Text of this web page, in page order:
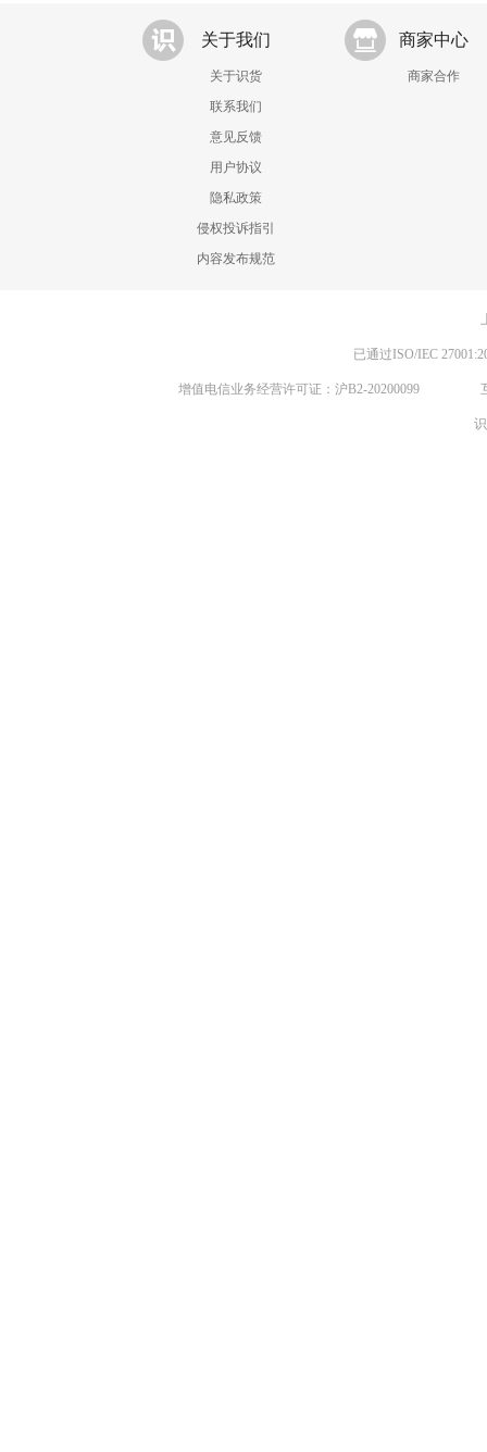
关于我们
关于识货
联系我们
意见反馈
用户协议
隐私政策
侵权投诉指引
内容发布规范
商家中心
商家合作
已通过ISO/IEC
增值电信业务经营许可证：沪B2-20200099